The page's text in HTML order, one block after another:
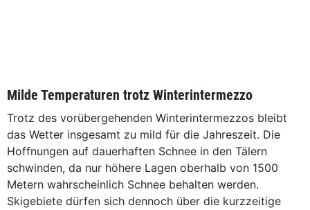
Milde Temperaturen trotz Winterintermezzo
Trotz des vorübergehenden Winterintermezzos bleibt
das Wetter insgesamt zu mild für die Jahreszeit. Die
Hoffnungen auf dauerhaften Schnee in den Tälern
schwinden, da nur höhere Lagen oberhalb von 1500
Metern wahrscheinlich Schnee behalten werden.
Skigebiete dürfen sich dennoch über die kurzzeitige